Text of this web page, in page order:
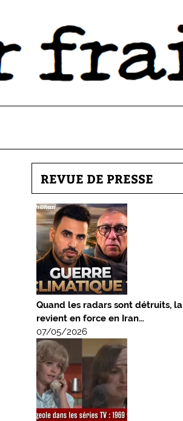
REVUE DE PRESSE
Quand les radars sont détruits,
revient en force en Iran…
07/05/2026